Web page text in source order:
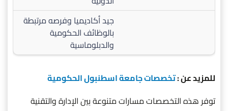
جيد أكاديميا وفرصه مرتبطة
بالوظائف الحكومية
والدبلوماسية
للمزيد عن :تخصصات جامعة اسطنبول الحكومية
توفر هذه التخصصات مسارات متنوعة بين الإدارة والتقنية